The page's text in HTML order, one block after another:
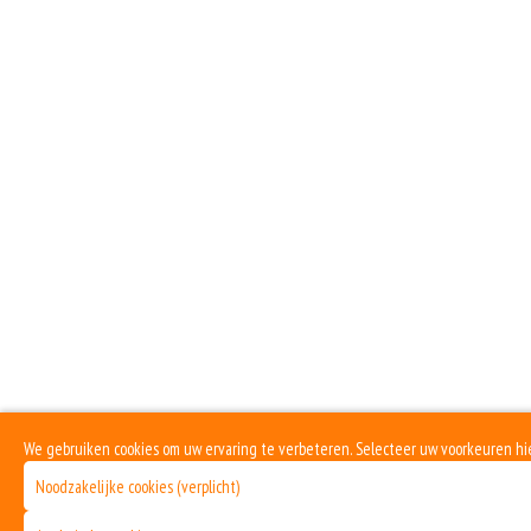
We gebruiken cookies om uw ervaring te verbeteren. Selecteer uw voorkeuren
Noodzakelijke cookies (verplicht)